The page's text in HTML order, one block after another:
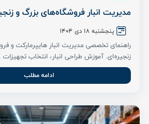
مدیریت انبار فروشگاه‌های بزرگ و
پنجشنبه 18 دی ۱۴۰۴
راهنمای تخصصی مدیریت انبار هایپرمارکت و
زنجیره‌ای. آموزش طراحی انبار، انتخاب تجهیزات ...
ادامه مطلب